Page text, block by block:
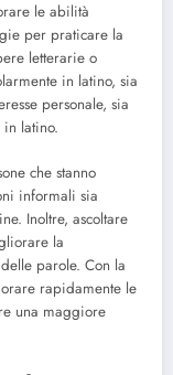
le abilità
per praticare la
letterarie o
in latino, sia
personale, sia
latino.
che stanno
informali sia
Inoltre, ascoltare
la
parole. Con la
rapidamente le
una maggiore